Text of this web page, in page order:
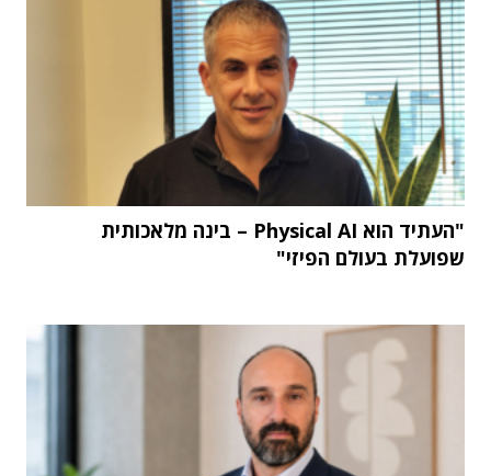
"העתיד הוא Physical AI – בינה מלאכותית
שפועלת בעולם הפיזי"